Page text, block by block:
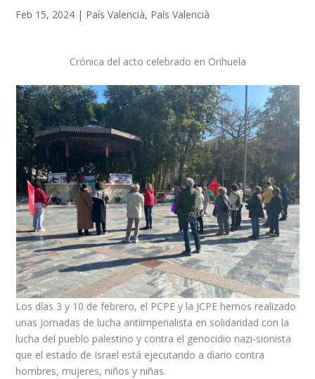
Feb 15, 2024 | País Valencià, País Valencià
Crónica del acto celebrado en Orihuela
Los días 3 y 10 de febrero, el PCPE y la JCPE hemos realizado
unas Jornadas de lucha antiimperialista en solidaridad con la
lucha del pueblo palestino y contra el genocidio nazi-sionista
que el estado de Israel está ejecutando a diario contra
hombres, mujeres, niños y niñas.